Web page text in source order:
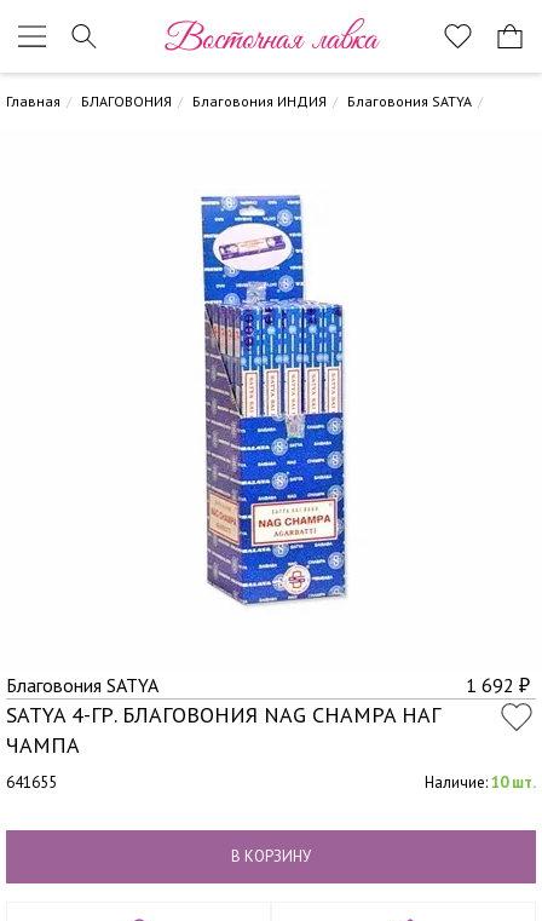
Восточная лавка
Главная БЛАГОВОНИЯ Благовония ИНДИЯ Благовония SATYA
Благовония SATYA 1 692 ₽
SATYA 4-ГР. БЛАГОВОНИЯ NAG CHAMPA НАГ
ЧАМПА
641655 Наличие:10 шт.
В КОРЗИНУ